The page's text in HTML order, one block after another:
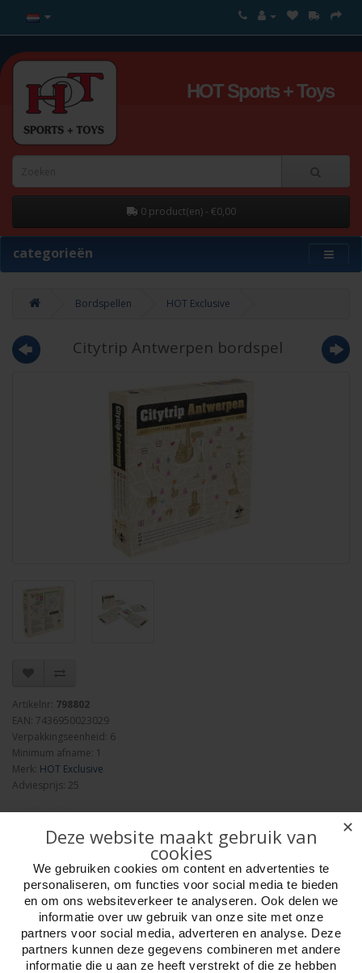
HOT Sports + Toys
0 product(en) - €0,00
categorieën
Bordspellen HOT Exclusive
Citytrip Antwerpen bordspel
Artikelnr: 798802
EAN: 7436950023029
Verpakkingseenheid: 6
Minimum afname: 1
Merk: HOT Exclusive
Adviesprijs: 25
Aantal
Bestellen
✕
Deze website maakt gebruik van
cookies
We gebruiken cookies om content en advertenties te
personaliseren, om functies voor social media te bieden
en om ons websiteverkeer te analyseren. Ook delen we
informatie over uw gebruik van onze site met onze
partners voor social media, adverteren en analyse. Deze
partners kunnen deze gegevens combineren met andere
informatie die u aan ze heeft verstrekt of die ze hebben